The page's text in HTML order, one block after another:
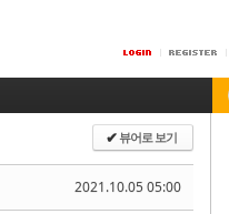
✔뷰어로 보기
2021.10.05 05:00